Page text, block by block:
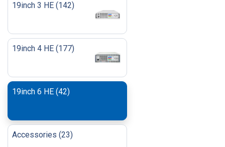
19inch 3 HE (142)
19inch 4 HE (177)
19inch 6 HE (42)
Accessories (23)